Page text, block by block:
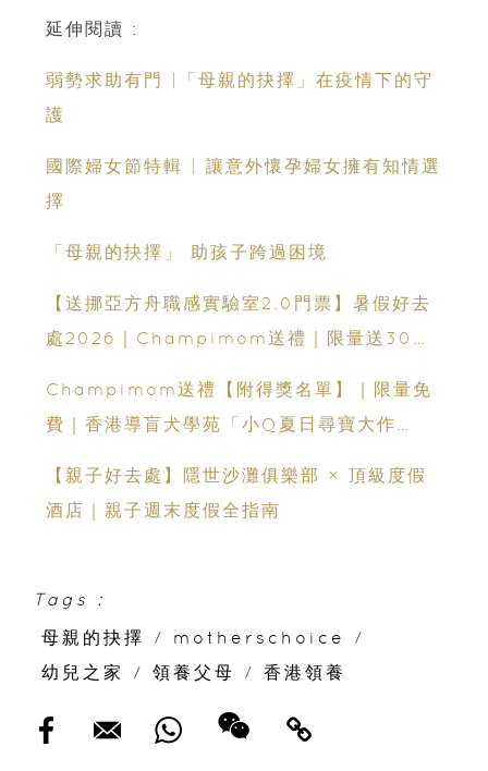
延伸閱讀 :
弱勢求助有門 |「母親的抉擇」在疫情下的守
護
國際婦女節特輯 | 讓意外懷孕婦女擁有知情選
擇
「母親的抉擇」 助孩子跨過困境
【送挪亞方舟職感實驗室2.0門票】暑假好去
處2026｜Champimom送禮｜限量送30套
Champimom送禮【附得獎名單】｜限量免
費｜香港導盲犬學苑「小Q夏日尋寶大作
【親子好去處】隱世沙灘俱樂部 × 頂級度假
酒店｜親子週末度假全指南
Tags :
母親的抉擇
/ motherschoice
/
幼兒之家
/ 領養父母 / 香港領養